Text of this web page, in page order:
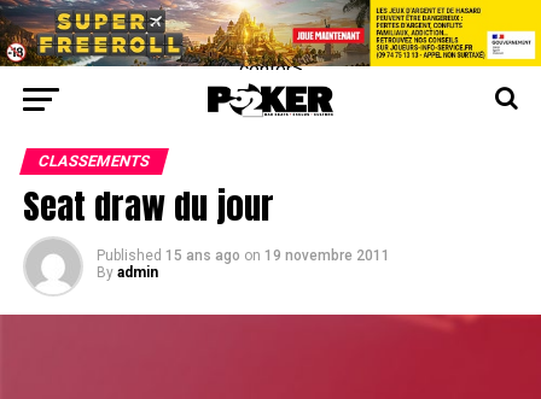
center>
CLASSEMENTS
Seat draw du jour
Published 15 ans ago on 19 novembre 2011
By admin